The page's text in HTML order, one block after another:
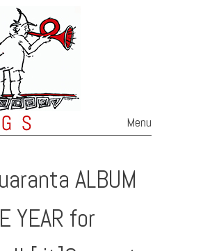
Menu
ALBUM
YEAR for